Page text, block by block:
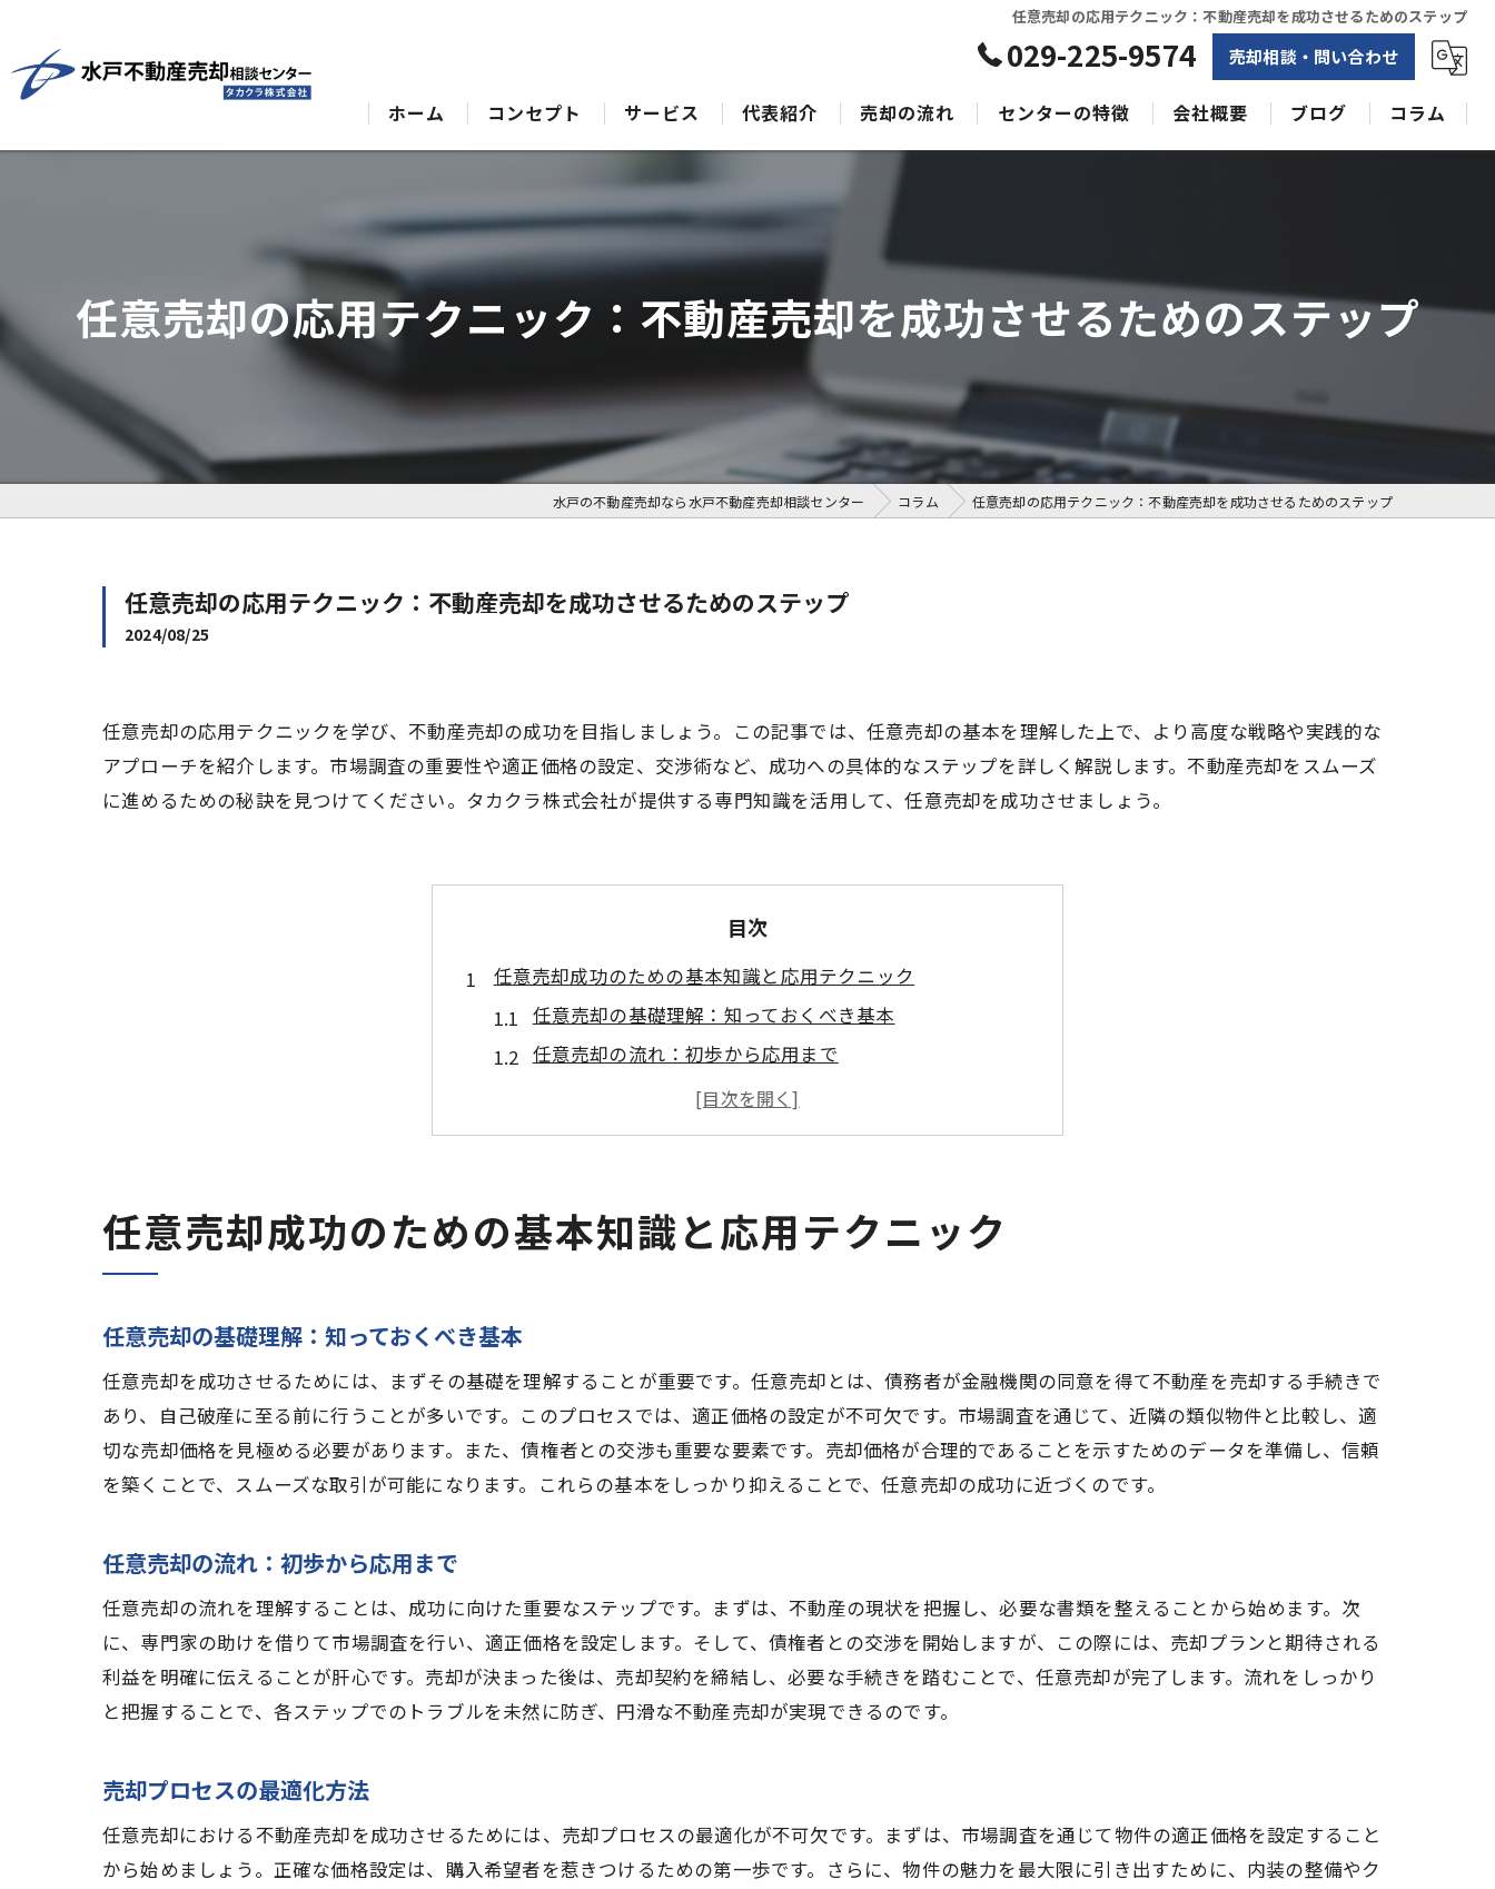
任意売却の応用テクニック：不動産売却を成功させるためのステップ
029-225-9574 売却相談・問い合わせ
ホーム コンセプト
水戸の不動産売却･水戸不動産売却相談センターのサポート
水戸の不動産売却･水戸不動産売却相談センターの最適なアドバイス
サービス 代表紹介 売却の流れ センターの特徴
戸建て
収益物件
会社概要 ブログ コラム
任意売却の応用テクニック：不動産売却を成功させるためのステップ
水戸の不動産売却なら水戸不動産売却相談センター コラム 任意売却の応用テクニック：不動産売却を成功させるためのステップ
任意売却の応用テクニック：不動産売却を成功させるためのステップ
2024/08/25
任意売却の応用テクニックを学び、不動産売却の成功を目指しましょう。この記事では、任意売却の基本を理解した上で、より高度な戦略や実践的な
アプローチを紹介します。市場調査の重要性や適正価格の設定、交渉術など、成功への具体的なステップを詳しく解説します。不動産売却をスムーズ
に進めるための秘訣を見つけてください。タカクラ株式会社が提供する専門知識を活用して、任意売却を成功させましょう。
目次
任意売却成功のための基本知識と応用テクニック
任意売却の基礎理解：知っておくべき基本
任意売却の流れ：初歩から応用まで
売却プロセスの最適化方法
任意売却のメリットとデメリット
最新の任意売却テクニック
市場調査が鍵任意売却の成功ステップ
競合物件との比較方法
需要と供給のバランスを理解する
市場調査の成功事例
効果的な市場調査のツールとリソース
価格設定の心理的要因
価格設定と売却スピードの関係
価格設定の成功事例
競売価格との違いを理解する
成功する交渉の基本戦略
交渉力を高めるためのヒント
任意売却成功のための基本知識と応用テクニック
任意売却の基礎理解：知っておくべき基本
任意売却を成功させるためには、まずその基礎を理解することが重要です。任意売却とは、債務者が金融機関の同意を得て不動産を売却する手続きで
あり、自己破産に至る前に行うことが多いです。このプロセスでは、適正価格の設定が不可欠です。市場調査を通じて、近隣の類似物件と比較し、適
切な売却価格を見極める必要があります。また、債権者との交渉も重要な要素です。売却価格が合理的であることを示すためのデータを準備し、信頼
を築くことで、スムーズな取引が可能になります。これらの基本をしっかり抑えることで、任意売却の成功に近づくのです。
任意売却の流れ：初歩から応用まで
任意売却の流れを理解することは、成功に向けた重要なステップです。まずは、不動産の現状を把握し、必要な書類を整えることから始めます。次
に、専門家の助けを借りて市場調査を行い、適正価格を設定します。そして、債権者との交渉を開始しますが、この際には、売却プランと期待される
利益を明確に伝えることが肝心です。売却が決まった後は、売却契約を締結し、必要な手続きを踏むことで、任意売却が完了します。流れをしっかり
と把握することで、各ステップでのトラブルを未然に防ぎ、円滑な不動産売却が実現できるのです。
売却プロセスの最適化方法
任意売却における不動産売却を成功させるためには、売却プロセスの最適化が不可欠です。まずは、市場調査を通じて物件の適正価格を設定すること
から始めましょう。正確な価格設定は、購入希望者を惹きつけるための第一歩です。さらに、物件の魅力を最大限に引き出すために、内装の整備やク